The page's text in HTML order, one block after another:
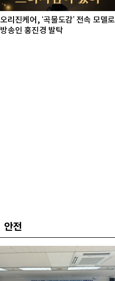
오리진케어, ‘곡물도감’ 전속 모델로
방송인 홍진경 발탁
안전